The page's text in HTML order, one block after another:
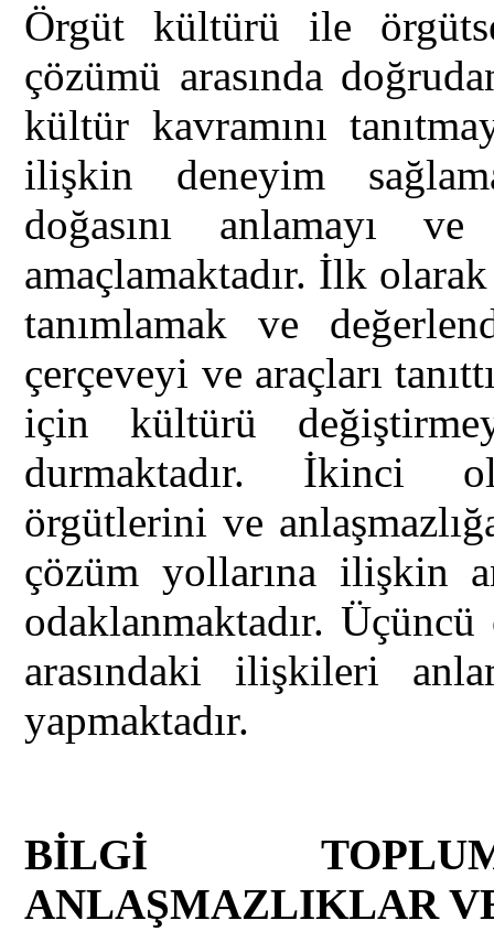
Örgüt kültürü ile
çözümü arasında
kültür kavramını
ilişkin deneyim
doğasını anlamayı
amaçlamaktadır. İlk
tanımlamak ve
çerçeveyi ve araçları
için kültürü
durmaktadır. İkinci
örgütlerini ve
çözüm yollarına ilişkin
odaklanmaktadır.
arasındaki ilişkileri
yapmaktadır.
BİLGİ
ANLAŞMAZLIKLAR